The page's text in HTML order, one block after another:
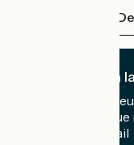
Je m'abonne à
Recevez le
boîte mail chaque
Mon adresse mail